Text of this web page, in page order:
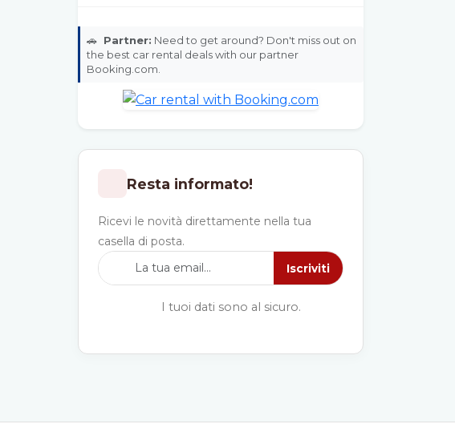
🚗 Partner: Need to get around? Don't miss out on
the best car rental deals with our partner
Booking.com.
Resta informato!
Ricevi le novità direttamente nella tua
casella di posta.
Iscriviti
I tuoi dati sono al sicuro.